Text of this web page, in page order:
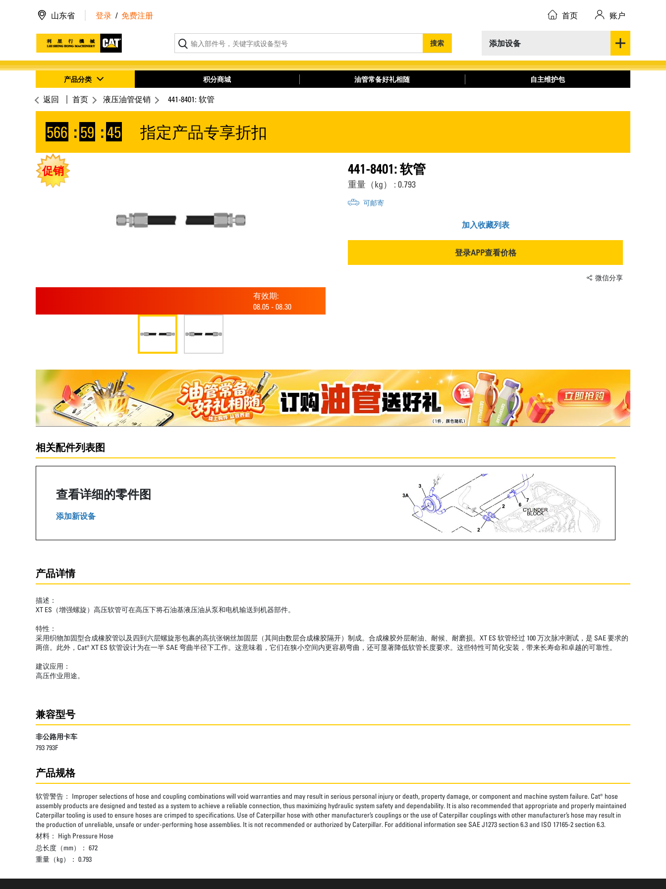
添加设备
搜索
山东省 登录 / 免费注册 首页 账户
产品分类 积分商城 油管常备好礼相随 自主维护包
返回 首页 液压油管促销 441-8401: 软管
566 : 59 :45 指定产品专享折扣
促销
有效期:
08.05 - 08.30
441-8401: 软管
重量（kg） : 0.793
可邮寄
加入收藏列表
登录APP查看价格
微信分享
相关配件列表图
查看详细的零件图
添加新设备
产品详情
描述：
XT ES（增强螺旋）高压软管可在高压下将石油基液压油从泵和电机输送到机器部件。
特性：
采用织物加固型合成橡胶管以及四到六层螺旋形包裹的高抗张钢丝加固层（其间由数层合成橡胶隔开）制成。合成橡胶外层耐油、耐候、耐磨损。XT ES 软管经过 100 万次脉冲测试，是 SAE 要求的
两倍。此外，Cat® XT ES 软管设计为在一半 SAE 弯曲半径下工作。这意味着，它们在狭小空间内更容易弯曲，还可显著降低软管长度要求。这些特性可简化安装，带来长寿命和卓越的可靠性。
建议应用：
高压作业用途。
兼容型号
非公路用卡车
793 793F
产品规格
软管警告： Improper selections of hose and coupling combinations will void warranties and may result in serious personal injury or death, property damage, or component and machine system failure. Cat® hose
assembly products are designed and tested as a system to achieve a reliable connection, thus maximizing hydraulic system safety and dependability. It is also recommended that appropriate and properly maintained
Caterpillar tooling is used to ensure hoses are crimped to specifications. Use of Caterpillar hose with other manufacturer’s couplings or the use of Caterpillar couplings with other manufacturer’s hose may result in
the production of unreliable, unsafe or under-performing hose assemblies. It is not recommended or authorized by Caterpillar. For additional information see SAE J1273 section 6.3 and ISO 17165-2 section 6.3.
材料： High Pressure Hose
总长度（mm）： 672
重量（kg）： 0.793